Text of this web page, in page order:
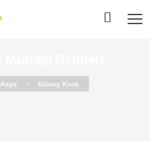
Asya Güney Kore